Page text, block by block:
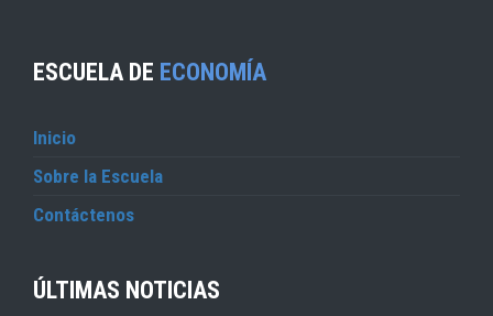
ESCUELA DE ECONOMÍA
Inicio
Sobre la Escuela
Contáctenos
ÚLTIMAS NOTICIAS